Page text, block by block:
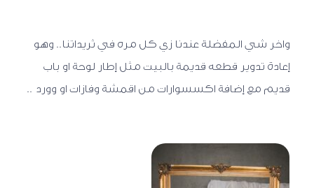
واخر شي المفضلة عندنا زي كل مره في ثريداتنا.. وهو
إعادة تدوير قطعه قديمة بالبيت مثل إطار لوحة او باب
قديم مع إضافة اكسسوارات من اقمشة وفازات او وورد ..